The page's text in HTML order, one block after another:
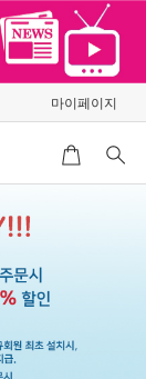
마이페이지